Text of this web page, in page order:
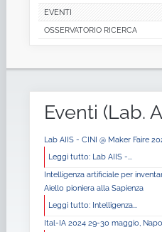
EVENTI
OSSERVATORIO RICERCA
Eventi (Lab.
Lab AIIS - CINI @ Maker Faire
Leggi tutto: Lab AIIS -...
Intelligenza artificiale per
Aiello pioniera alla Sapienza
Leggi tutto: Intelligenza...
Ital-IA 2024 29-30 maggio,